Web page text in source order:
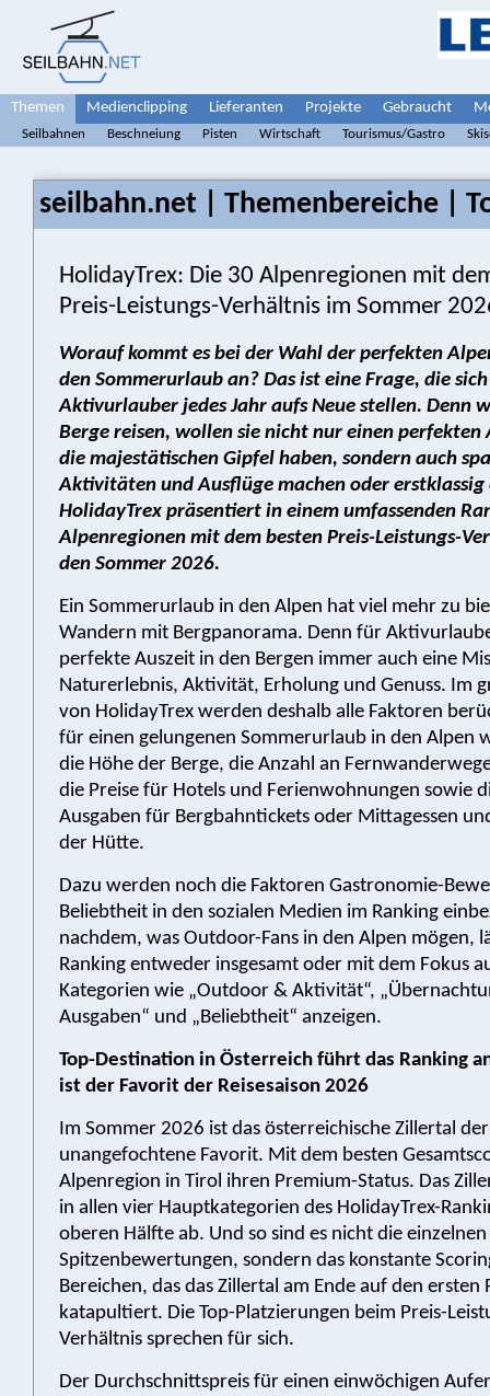
Themen Medienclipping Lieferanten Projekte Gebraucht
Seilbahnen Beschneiung Pisten Wirtschaft Tourismus/Gastro
seilbahn.net | Themenbereiche |
HolidayTrex: Die 30 Alpenregionen mit
Preis-Leistungs-Verhältnis im Sommer
Worauf kommt es bei der Wahl der perfekten
den Sommerurlaub an? Das ist eine Frage, die
Aktivurlauber jedes Jahr aufs Neue stellen. Denn
Berge reisen, wollen sie nicht nur einen perfekten
die majestätischen Gipfel haben, sondern auch
Aktivitäten und Ausflüge machen oder erstklassig
HolidayTrex präsentiert in einem umfassenden
Alpenregionen mit dem besten Preis-Leistungs-
den Sommer 2026.
Ein Sommerurlaub in den Alpen hat viel mehr zu
Wandern mit Bergpanorama. Denn für
perfekte Auszeit in den Bergen immer auch eine
Naturerlebnis, Aktivität, Erholung und Genuss. Im
von HolidayTrex werden deshalb alle Faktoren
für einen gelungenen Sommerurlaub in den Alpen
die Höhe der Berge, die Anzahl an
die Preise für Hotels und Ferienwohnungen sowie
Ausgaben für Bergbahntickets oder Mittagessen
der Hütte.
Dazu werden noch die Faktoren Gastronomie-
Beliebtheit in den sozialen Medien im Ranking
nachdem, was Outdoor-Fans in den Alpen mögen,
Ranking entweder insgesamt oder mit dem Fokus
Kategorien wie „Outdoor & Aktivität“,
Ausgaben“ und „Beliebtheit“ anzeigen.
Top-Destination in Österreich führt das Ranking
ist der Favorit der Reisesaison 2026
Im Sommer 2026 ist das österreichische Zillertal der
unangefochtene Favorit. Mit dem besten
Alpenregion in Tirol ihren Premium-Status. Das
in allen vier Hauptkategorien des HolidayTrex-
oberen Hälfte ab. Und so sind es nicht die einzelnen
Spitzenbewertungen, sondern das konstante
Bereichen, das das Zillertal am Ende auf den ersten
katapultiert. Die Top-Platzierungen beim Preis-
Verhältnis sprechen für sich.
Der Durchschnittspreis für einen einwöchigen